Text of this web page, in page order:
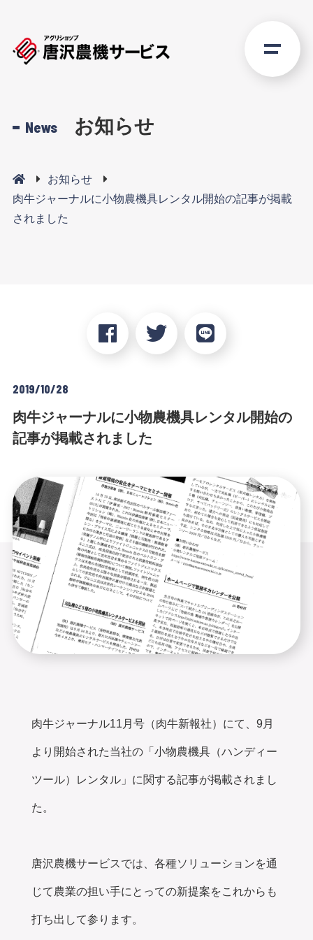
News お知らせ
お知らせ
肉牛ジャーナルに小物農機具レンタル開始の記事が掲載
されました
2019/10/28
肉牛ジャーナルに小物農機具レンタル開始の
記事が掲載されました
肉牛ジャーナル11月号（肉牛新報社）にて、9月
より開始された当社の「小物農機具（ハンディー
ツール）レンタル」に関する記事が掲載されまし
た。
唐沢農機サービスでは、各種ソリューションを通
じて農業の担い手にとっての新提案をこれからも
打ち出して参ります。